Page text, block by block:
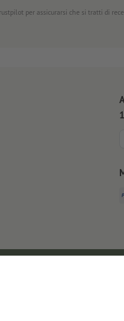
per assicurarsi che si tratti di